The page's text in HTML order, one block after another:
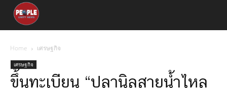
Home เศรษฐกิจ
เศรษฐกิจ
ขึ้นทะเบียน “ปลานิลสายน้ำไหล